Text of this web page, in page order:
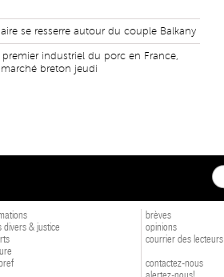
se resserre autour du couple Balkany
premier industriel du porc en France,
breton jeudi
divers & justice
brèves
opinions
courrier des lecteurs
contactez-nous